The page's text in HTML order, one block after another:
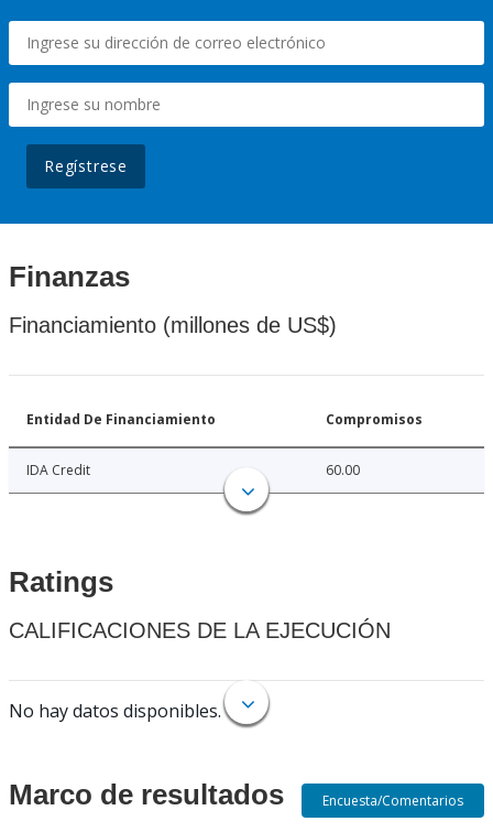
Regístrese
Finanzas
Financiamiento (millones de US$)
Entidad De Financiamiento Compromisos
IDA Credit 60.00
Ratings
CALIFICACIONES DE LA EJECUCIÓN
No hay datos disponibles.
Marco de resultados Encuesta/Comentarios